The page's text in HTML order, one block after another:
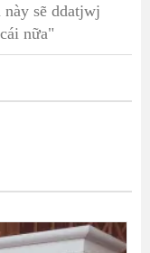
này sẽ ddatjwj
nữa"